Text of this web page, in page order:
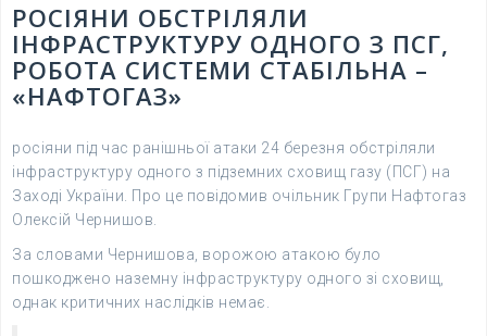
РОСІЯНИ ОБСТРІЛЯЛИ
ІНФРАСТРУКТУРУ ОДНОГО З ПСГ,
РОБОТА СИСТЕМИ СТАБІЛЬНА –
«НАФТОГАЗ»
росіяни під час ранішньої атаки 24 березня обстріляли
інфраструктуру одного з підземних сховищ газу (ПСГ) на
Заході України. Про це повідомив очільник Групи Нафтогаз
Олексій Чернишов.
За словами Чернишова, ворожою атакою було
пошкоджено наземну інфраструктуру одного зі сховищ,
однак критичних наслідків немає.